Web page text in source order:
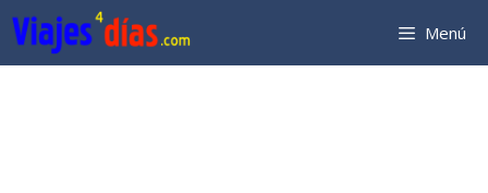
Saltar
al
contenido
Menú